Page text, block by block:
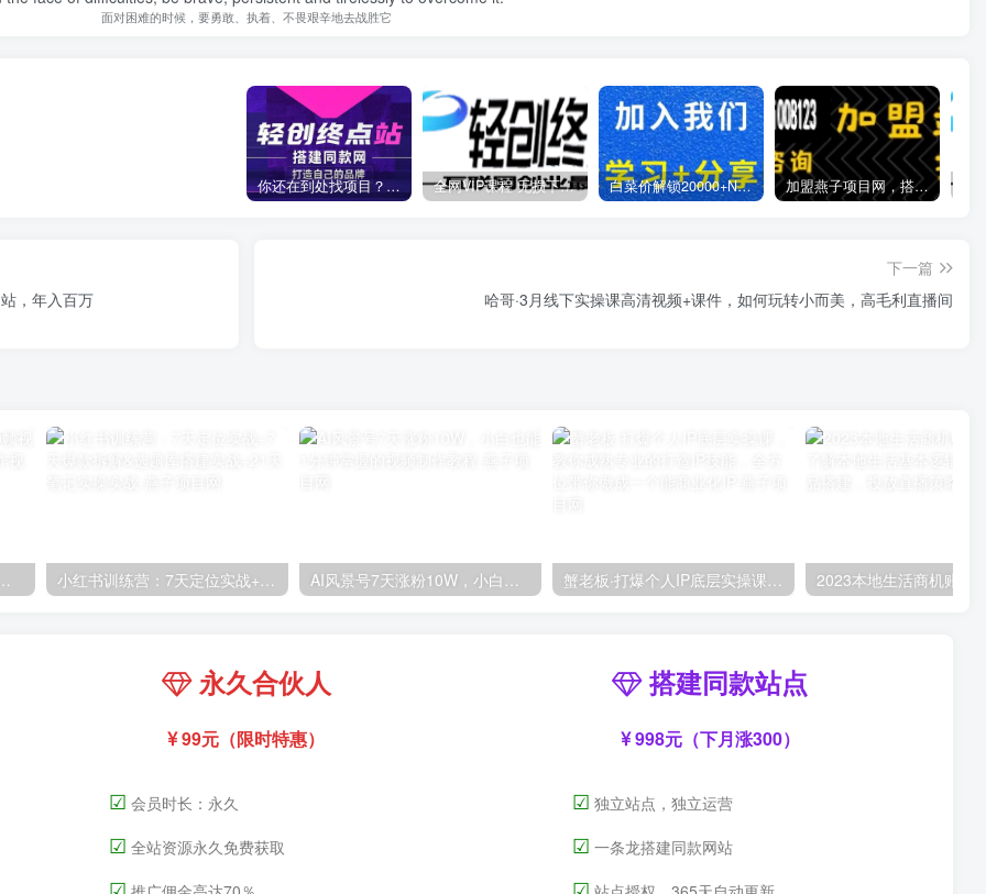
面对困难的时候，要勇敢、执着、不畏艰辛地去战胜它
你还在到处找项目？还在当韭菜？我靠卖项目一个月收入5万+，曾经我也是个失败者。 全网VIP课程 无损下载~ 白菜价解锁20000+N个赚钱机会，加入燕子项目网会员，全站资源免费学习。 加盟燕子项目网，搭建同款项目资源站，实现日入2000+
，年入百万
下一篇
哈哥·3月线下实操课高清视频+课件，如何玩转小而美，高毛利直播间
学会如何制作视频（教程+插件） 小红书训练营：7天定位实战+7天爆款拆解&选题库搭建实战+21天笔记实操实战 AI风景号7天涨粉10W，小白也能1分钟掌握的视频制作教程 蟹老板·打爆个人IP底层实操课，教你成熟专业的打造IP技能，全方位带你做成一个能商业化IP
永久合伙人
99元（限时特惠）
☑ 会员时长：永久
☑ 全站资源永久免费获取
搭建同款站点
998元（下月涨300）
☑ 独立站点，独立运营
☑ 一条龙搭建同款网站